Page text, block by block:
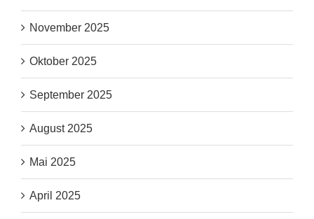
November 2025
Oktober 2025
September 2025
August 2025
Mai 2025
April 2025